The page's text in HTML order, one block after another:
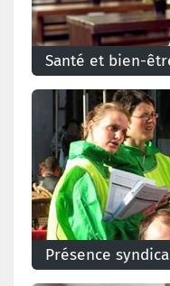
Santé et bien-
Présence